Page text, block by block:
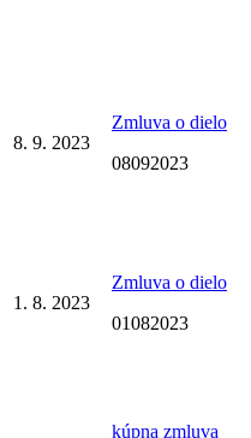
8. 9. 2023
Zmluva o dielo
08092023
1. 8. 2023
Zmluva o dielo
01082023
kúpna zmluva